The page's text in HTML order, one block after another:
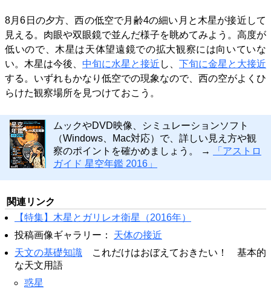
8月6日の夕方、西の低空で月齢4の細い月と木星が接近して
見える。肉眼や双眼鏡で並んだ様子を眺めてみよう。高度が
低いので、木星は天体望遠鏡での拡大観察には向いていな
い。木星は今後、 中旬に水星と接近 し、 下旬に金星と大接近
する。いずれもかなり低空での現象なので、西の空がよくひ
らけた観察場所を見つけておこう。
ムックやDVD映像、シミュレーションソフト
（Windows、Mac対応）で、詳しい見え方や観
察のポイントを確かめましょう。 →
「アストロ
ガイド 星空年鑑 2016」
関連リンク
【特集】木星とガリレオ衛星（2016年）
投稿画像ギャラリー： 天体の接近
天文の基礎知識 これだけはおぼえておきたい！ 基本的
な天文用語
惑星